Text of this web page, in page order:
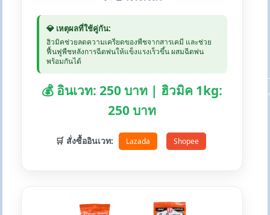
💎 เหตุผลที่ใช้คู่กัน:
ฮิวมิคช่วยลดความเครียดของพืชจากสารเคมี และช่วย
ฟื้นฟูพืชหลังการฉีดพ่นให้แข็งแรงเร็วขึ้น ผสมฉีดพ่น
พร้อมกันได้
💰 อินเวท: 250 บาท | ฮิวมิค 1kg:
250 บาท
🛒 สั่งซื้ออินเวท: Lazada Shopee